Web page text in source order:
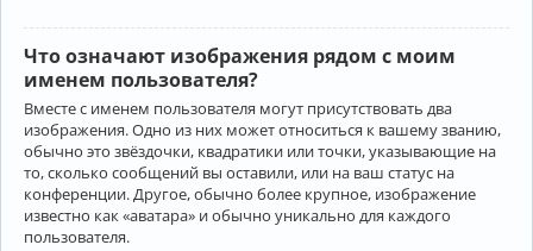
Что означают изображения рядом с моим
именем пользователя?
Вместе с именем пользователя могут присутствовать два
изображения. Одно из них может относиться к вашему званию,
обычно это звёздочки, квадратики или точки, указывающие на
то, сколько сообщений вы оставили, или на ваш статус на
конференции. Другое, обычно более крупное, изображение
известно как «аватара» и обычно уникально для каждого
пользователя.